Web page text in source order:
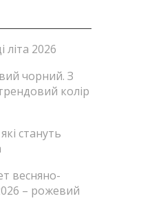
літа 2026
чорний. З
колір
стануть
весняно-
– рожевий